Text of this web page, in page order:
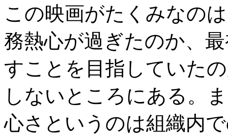
この映画がたくみなの
務熱心が過ぎたのか、
すことを目指していた
しないところにある。
心さというのは組織内